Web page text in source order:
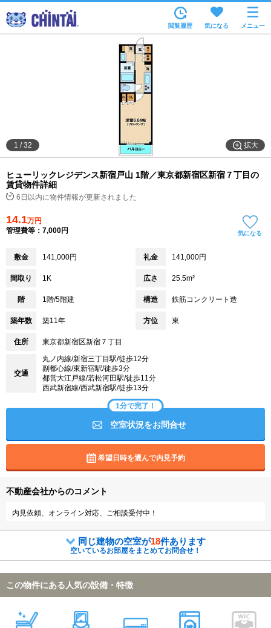
沿線・駅から
住所から
家賃相場から
通勤通学時間から
物件特集から
不動産会社から
TOP
閲覧履歴 気になる メニュー
拡大
1 /32
ヒューリックレジデンス新宿戸山 1階／東京都新宿区新宿７丁目の
賃貸物件詳細
6日以内に物件情報が更新されました
14.1万円
管理費等：7,000円
気になる
敷金 141,000円 礼金 141,000円
間取り 1K 広さ 25.5m²
階 1階/5階建 構造 鉄筋コンクリート造
築年数 築11年 方位 東
住所 東京都新宿区新宿７丁目
交通
丸ノ内線/新宿三丁目駅/徒歩12分
副都心線/東新宿駅/徒歩3分
都営大江戸線/若松河田駅/徒歩11分
西武新宿線/西武新宿駅/徒歩13分
1分で完了！
空室状況をお問合せ
希望日時を選んで内見予約
不動産会社からのコメント
内見依頼、オンライン対応、ご相談受付中！
同じ建物の空室が18件あります
空いているお部屋をまとめてお問合せ！
この物件にある人気の設備・特徴